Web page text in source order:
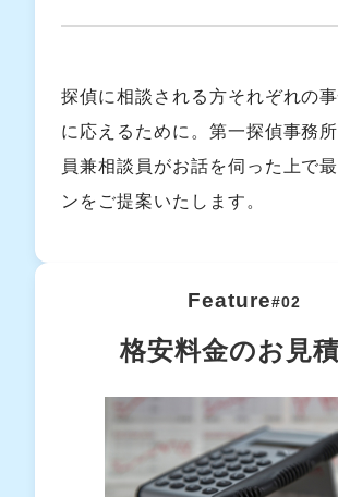
探偵に相談される方それぞれの
に応えるために。第一探偵事務
員兼相談員がお話を伺った上で
ンをご提案いたします。
Feature#02
格安料金のお見